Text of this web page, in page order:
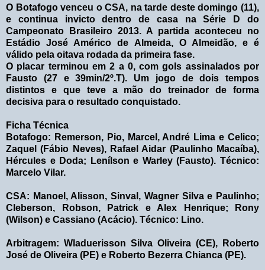
O Botafogo venceu o CSA, na tarde deste domingo (11),
e continua invicto dentro de casa na Série D do
Campeonato Brasileiro 2013. A partida aconteceu no
Estádio José Américo de Almeida, O Almeidão, e é
válido pela oitava rodada da primeira fase.
O placar terminou em 2 a 0, com gols assinalados por
Fausto (27 e 39min/2º.T). Um jogo de dois tempos
distintos e que teve a mão do treinador de forma
decisiva para o resultado conquistado.
Ficha Técnica
Botafogo: Remerson, Pio, Marcel, André Lima e Celico;
Zaquel (Fábio Neves), Rafael Aidar (Paulinho Macaíba),
Hércules e Doda; Lenílson e Warley (Fausto). Técnico:
Marcelo Vilar.
CSA: Manoel, Alisson, Sinval, Wagner Silva e Paulinho;
Cleberson, Robson, Patrick e Alex Henrique; Rony
(Wilson) e Cassiano (Acácio). Técnico: Lino.
Arbitragem: Wladuerisson Silva Oliveira (CE), Roberto
José de Oliveira (PE) e Roberto Bezerra Chianca (PE).